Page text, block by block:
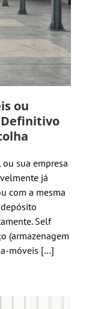
ou
Definitivo
sua empresa
já
com a mesma
Self
(armazenagem
móveis […]